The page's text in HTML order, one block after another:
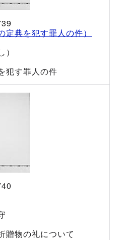
定典を犯す罪人の件）
）
犯す罪人の件
贈物の礼について